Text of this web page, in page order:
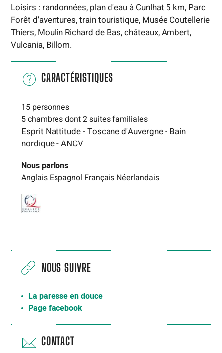
Loisirs : randonnées, plan d'eau à Cunlhat 5 km, Parc
Forêt d'aventures, train touristique, Musée Coutellerie
Thiers, Moulin Richard de Bas, châteaux, Ambert,
Vulcania, Billom.
CARACTÉRISTIQUES
15 personnes
5 chambres dont 2 suites familiales
Esprit Nattitude - Toscane d'Auvergne - Bain
nordique - ANCV
Nous parlons
Anglais Espagnol Français Néerlandais
NOUS SUIVRE
La paresse en douce
Page facebook
CONTACT